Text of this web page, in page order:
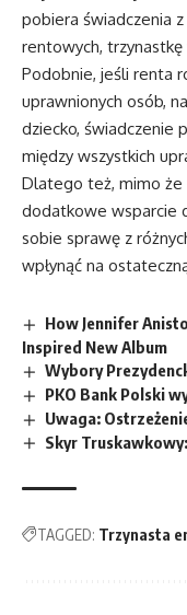
pobiera świadczenia
rentowych, trzynastkę
Podobnie, jeśli renta
uprawnionych osób,
dziecko, świadczenie
między wszystkich
Dlatego też, mimo
dodatkowe wsparcie
sobie sprawę z
wpłynąć na
How Jennifer
Inspired New Album
Wybory
PKO Bank Polski
Uwaga:
Skyr
TAGGED: Trzynasta